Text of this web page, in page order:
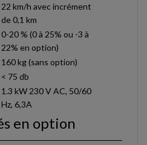
22 km/h avec incrément
de 0,1 km
0-20 % (0 à 25% ou -3 à
22% en option)
160 kg (sans option)
< 75 db
1.3 kW 230 V AC, 50/60
Hz, 6,3A
en option